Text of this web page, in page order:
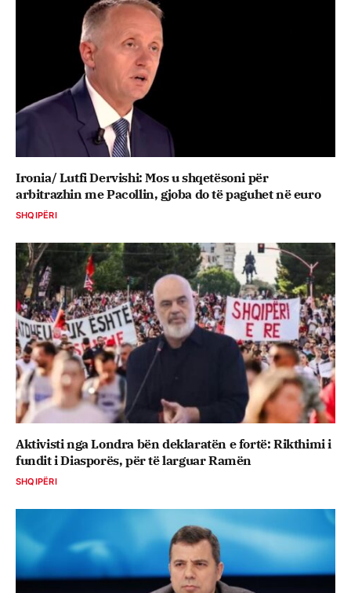
Ironia/ Lutfi Dervishi: Mos u shqetësoni për
arbitrazhin me Pacollin, gjoba do të paguhet në euro
SHQIPËRI
Aktivisti nga Londra bën deklaratën e fortë: Rikthimi i
fundit i Diasporës, për të larguar Ramën
SHQIPËRI